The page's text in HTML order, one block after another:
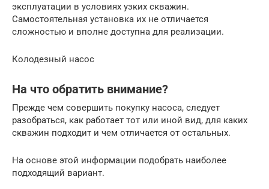
эксплуатации в условиях узких скважин.
Самостоятельная установка их не отличается
сложностью и вполне доступна для реализации.
Колодезный насос
На что обратить внимание?
Прежде чем совершить покупку насоса, следует
разобраться, как работает тот или иной вид, для каких
скважин подходит и чем отличается от остальных.
На основе этой информации подобрать наиболее
подходящий вариант.